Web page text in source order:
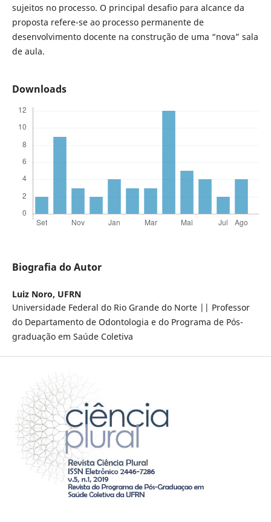
sujeitos no processo. O principal desafio para alcance da
proposta refere-se ao processo permanente de
desenvolvimento docente na construção de uma “nova” sala
de aula.
Downloads
Biografia do Autor
Luiz Noro, UFRN
Universidade Federal do Rio Grande do Norte || Professor
do Departamento de Odontologia e do Programa de Pós-
graduação em Saúde Coletiva